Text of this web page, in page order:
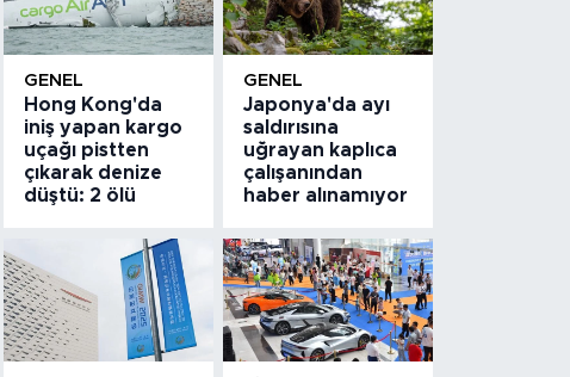
GENEL
Hong Kong'da
iniş yapan kargo
uçağı pistten
çıkarak denize
düştü: 2 ölü
GENEL
Japonya'da ayı
saldırısına
uğrayan kaplıca
çalışanından
haber alınamıyor